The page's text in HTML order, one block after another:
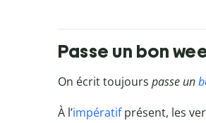
Passe un bon
On écrit toujours passe un
À l’impératifprésent, les